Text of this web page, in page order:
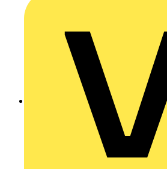
Zurück zu Produkte